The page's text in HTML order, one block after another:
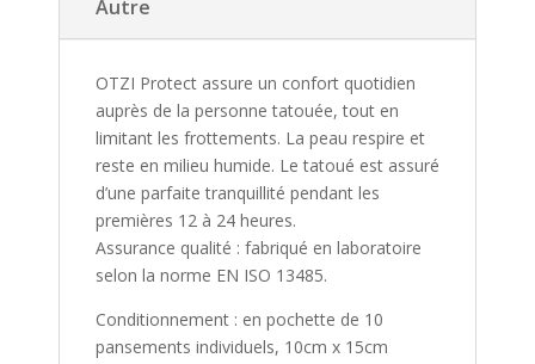
15cm
Autre
OTZI Protect assure un confort quotidien
auprès de la personne tatouée, tout en
limitant les frottements. La peau respire et
reste en milieu humide. Le tatoué est assuré
d’une parfaite tranquillité pendant les
premières 12 à 24 heures.
Assurance qualité : fabriqué en laboratoire
selon la norme EN ISO 13485.
Conditionnement : en pochette de 10
pansements individuels, 10cm x 15cm